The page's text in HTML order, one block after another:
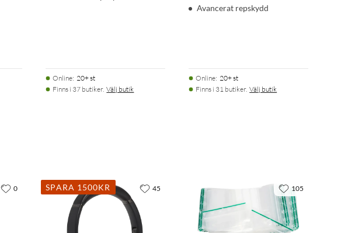
Online: 20+ st
Finns i 37 butiker. Välj butik
Avancerat repskydd
Online: 20+ st
Finns i 31 butiker. Välj butik
0 SPARA 1500KR 45 105